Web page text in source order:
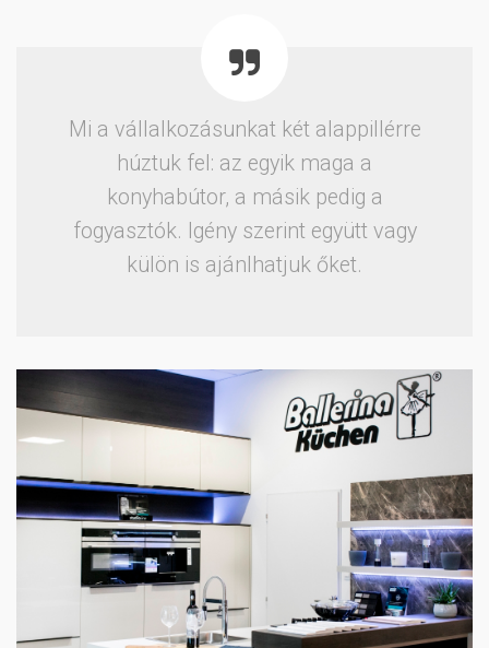
Mi a vállalkozásunkat két alappillérre
húztuk fel: az egyik maga a
konyhabútor, a másik pedig a
fogyasztók. Igény szerint együtt vagy
külön is ajánlhatjuk őket.